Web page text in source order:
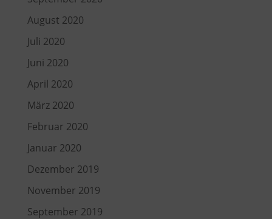
August 2020
Juli 2020
Juni 2020
April 2020
März 2020
Februar 2020
Januar 2020
Dezember 2019
November 2019
September 2019